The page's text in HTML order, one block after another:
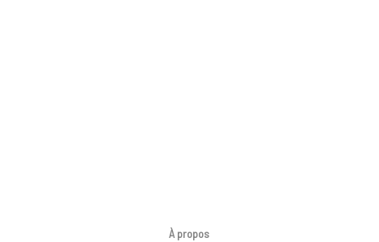
À propos